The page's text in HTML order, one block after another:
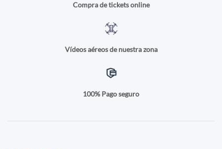
Compra de tickets online
Vídeos aéreos de nuestra zona
100% Pago seguro